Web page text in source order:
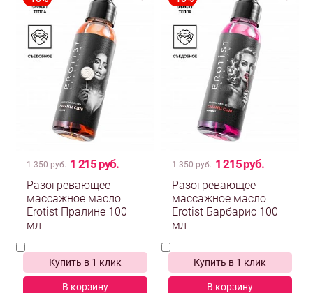
1 215 руб.
1 350 руб.
Купить в 1 клик
В корзину
1 215 руб.
1 350 руб.
Купить в 1 клик
В корзину